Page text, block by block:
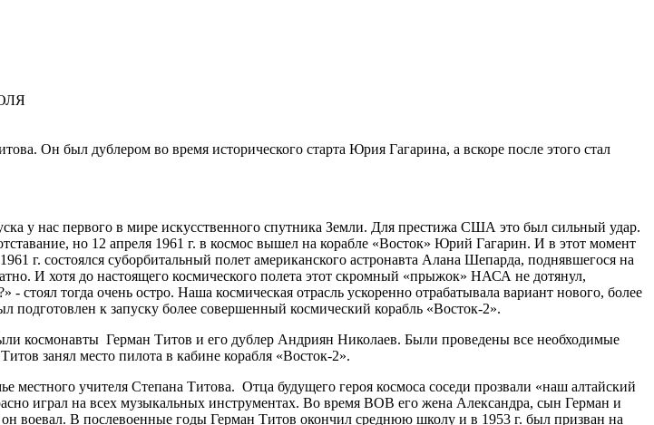
Он был дублером во время исторического старта Юрия Гагарина, а вскоре после этого стал
у нас первого в мире искусственного спутника Земли. Для престижа США это был сильный удар.
но 12 апреля 1961 г. в космос вышел на корабле «Восток» Юрий Гагарин. И в этот момент
г. состоялся суборбитальный полет американского астронавта Алана Шепарда, поднявшегося на
И хотя до настоящего космического полета этот скромный «прыжок» НАСА не дотянул,
тогда очень остро. Наша космическая отрасль ускоренно отрабатывала вариант нового, более
подготовлен к запуску более совершенный космический корабль «Восток-2».
космонавты Герман Титов и его дублер Андриян Николаев. Были проведены все необходимые
занял место пилота в кабине корабля «Восток-2».
местного учителя Степана Титова. Отца будущего героя космоса соседи прозвали «наш алтайский
играл на всех музыкальных инструментах. Во время ВОВ его жена Александра, сын Герман и
воевал. В послевоенные годы Герман Титов окончил среднюю школу и в 1953 г. был призван на